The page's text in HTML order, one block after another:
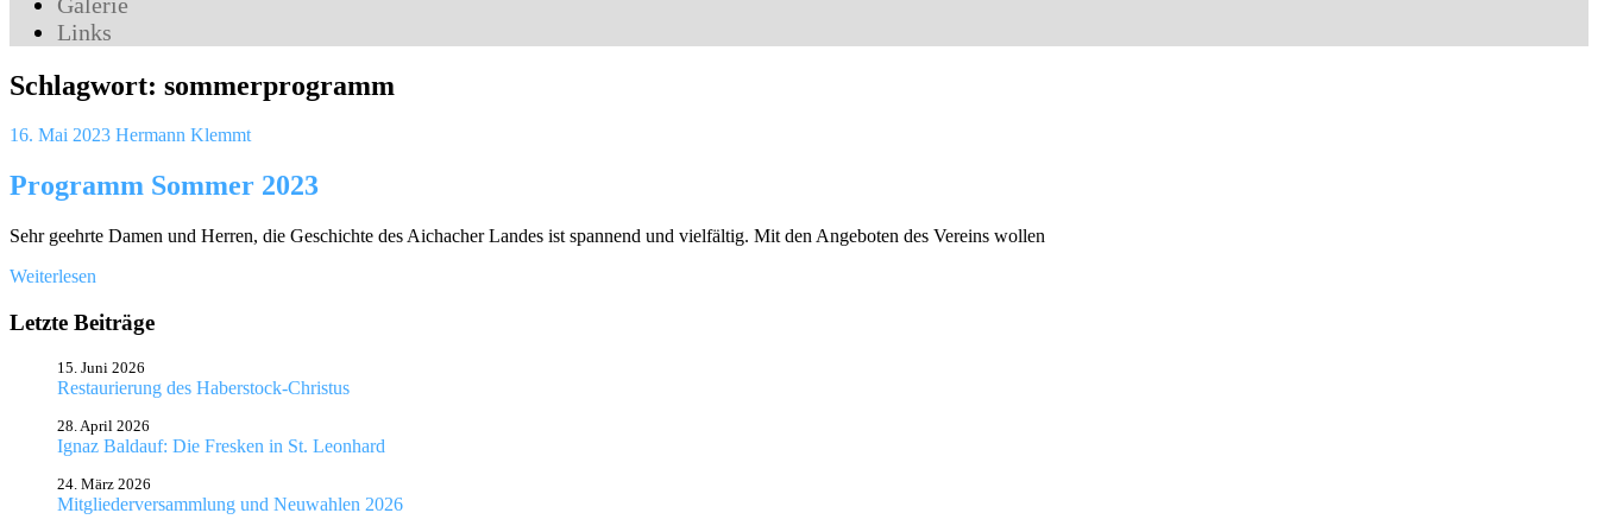
Links
Schlagwort: sommerprogramm
16. Mai 2023 Hermann Klemmt
Programm Sommer 2023
Sehr geehrte Damen und Herren, die Geschichte des Aichacher Landes ist spannend und vielfältig. Mit den Angeboten des Vereins wollen
Weiterlesen
Letzte Beiträge
Restaurierung des Haberstock-Christus
15. Juni 2026
Ignaz Baldauf: Die Fresken in St. Leonhard
28. April 2026
Mitgliederversammlung und Neuwahlen 2026
24. März 2026